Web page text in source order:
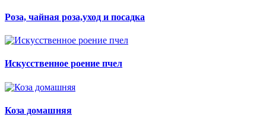
Роза, чайная роза,уход и посадка
Искусственное роение пчел
Коза домашняя